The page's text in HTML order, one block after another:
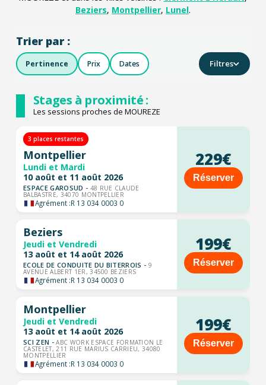
Beziers, Montpellier, Lunel.
Trier par :
Pertinence Prix Dates Filtres
Stages à proximité :
Les sessions proches de MOUREZE
3 places restantes
Montpellier
Lundi et Mardi
10 août et 11 août 2026
ESPACE GAROSUD - 48 RUE CLAUDE
BALBASTRE, 34070 MONTPELLIER
Agrément :R 13 034 0003 0
229€
Réserver
Beziers
Jeudi et Vendredi
13 août et 14 août 2026
ECOLE DE CONDUITE DU BITERROIS - 9
AVENUE ALBERT 1ER, 34500 BEZIERS
Agrément :R 13 034 0003 0
199€
Réserver
Montpellier
Jeudi et Vendredi
13 août et 14 août 2026
SCI ZEN -ABC WORK ESPACE FORMATION LE
CASTELET, 211 RUE MARIUS CARRIEU, 34080
MONTPELLIER
Agrément :R 13 034 0003 0
199€
Réserver